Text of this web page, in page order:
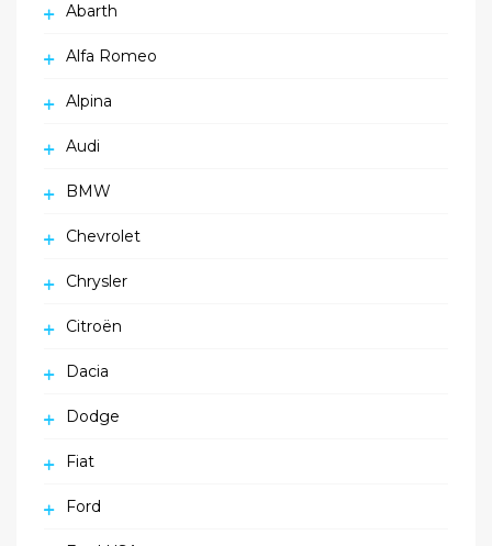
Abarth
Alfa Romeo
Alpina
Audi
BMW
Chevrolet
Chrysler
Citroën
Dacia
Dodge
Fiat
Ford